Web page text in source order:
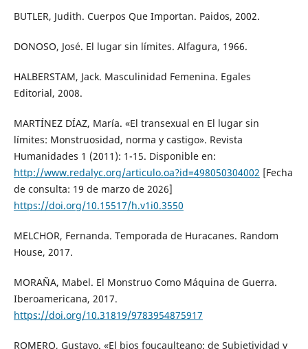
BUTLER, Judith. Cuerpos Que Importan. Paidos, 2002.
DONOSO, José. El lugar sin límites. Alfagura, 1966.
HALBERSTAM, Jack. Masculinidad Femenina. Egales
Editorial, 2008.
MARTÍNEZ DÍAZ, María. «El transexual en El lugar sin
límites: Monstruosidad, norma y castigo». Revista
Humanidades 1 (2011): 1-15. Disponible en:
http://www.redalyc.org/articulo.oa?id=498050304002 [Fecha
de consulta: 19 de marzo de 2026]
https://doi.org/10.15517/h.v1i0.3550
MELCHOR, Fernanda. Temporada de Huracanes. Random
House, 2017.
MORAÑA, Mabel. El Monstruo Como Máquina de Guerra.
Iberoamericana, 2017.
https://doi.org/10.31819/9783954875917
ROMERO, Gustavo. «El bios foucaulteano: de Subjetividad y